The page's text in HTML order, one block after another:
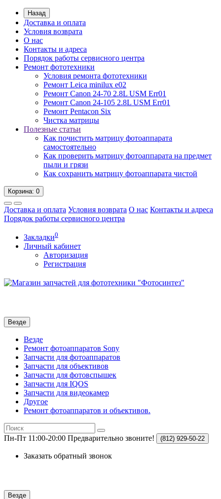
Назад
Доставка и оплата
Условия возврата
О нас
Контакты и адреса
Порядок работы сервисного центра
Ремонт фототехники
Условия ремонта фототехники
Ремонт Leica minilux e02
Ремонт Canon 24-70 2.8L USM Err01
Ремонт Canon 24-105 2.8L USM Err01
Ремонт Pentacon Six
Чистка матрицы
Полезные статьи
Как почистить матрицу фотоаппарата
самостоятельно
Как проверить матрицу фотоаппарата на предмет
пыли и грязи
Как сохранить матрицу фотоаппарата чистой
Корзина: 0
Доставка и оплата Условия возврата О нас Контакты и адреса
Порядок работы сервисного центра
Закладки0
Личный кабинет
Авторизация
Регистрация
Везде
Везде
Ремонт фотоаппаратов Sony
Запчасти для фотоаппаратов
Запчасти для объективов
Запчасти для фотовспышек
Запчасти для IQOS
Запчасти для видеокамер
Другое
Ремонт фотоаппаратов и объективов.
Пн-Пт 11:00-20:00 Предварительно звоните! (812) 929-50-22
Заказать обратный звонок
Везде